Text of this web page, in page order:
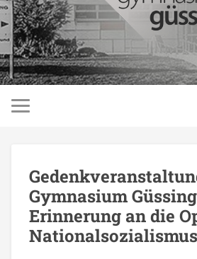
Gymnasium
Erinnerung an die
Nationalsozialismus